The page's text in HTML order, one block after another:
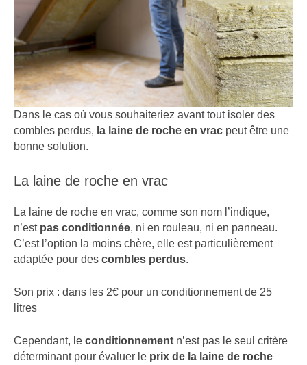
Dans le cas où vous souhaiteriez avant tout isoler des
combles perdus, la laine de roche en vrac peut être une
bonne solution.
La laine de roche en vrac
La laine de roche en vrac, comme son nom l’indique,
n’est pas conditionnée, ni en rouleau, ni en panneau.
C’est l’option la moins chère, elle est particulièrement
adaptée pour des combles perdus.
Son prix : dans les 2€ pour un conditionnement de 25
litres
Cependant, le conditionnement n’est pas le seul critère
déterminant pour évaluer le prix de la laine de roche